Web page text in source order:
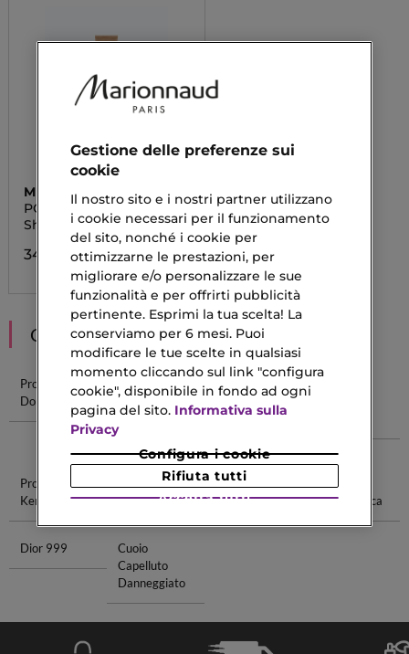
MICHAEL KORS
POUR FEMME
Shower Gel
34,26 €
CONSIGLIATI PER TE
Profumi Dior
Donne
Dolce E
Gabbana
Profumi
Donna
Profumi
Profumi
Kenzo Donna
Olfattiva
Crema Giorno
Spf 50
Idratante
Pelle Acneica
Dior 999
Cuoio
Capelluto
Danneggiato
Gestione delle preferenze sui
cookie
Il nostro sito e i nostri partner utilizzano
i cookie necessari per il funzionamento
del sito, nonché i cookie per
ottimizzarne le prestazioni, per
migliorare e/o personalizzare le sue
funzionalità e per offrirti pubblicità
pertinente. Esprimi la tua scelta! La
conserviamo per 6 mesi. Puoi
modificare le tue scelte in qualsiasi
momento cliccando sul link "configura
cookie", disponibile in fondo ad ogni
pagina del sito. Informativa sulla
Privacy
Configura i cookie
Rifiuta tutti
Accetta tutti